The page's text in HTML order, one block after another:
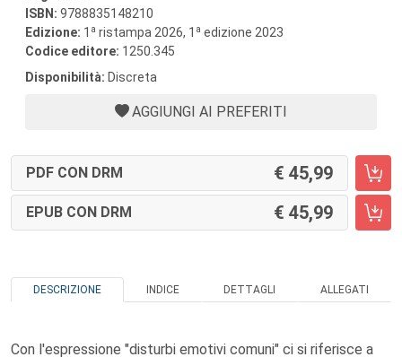
ISBN: 9788835148210
Edizione: 1 a ristampa 2026, 1 a edizione 2023
Codice editore: 1250.345
Disponibilità: Discreta
AGGIUNGI AI PREFERITI
PDF CON DRM 45,99
EPUB CON DRM 45,99
DESCRIZIONE INDICE DETTAGLI ALLEGATI
Con l'espressione "disturbi emotivi comuni" ci si riferisce a